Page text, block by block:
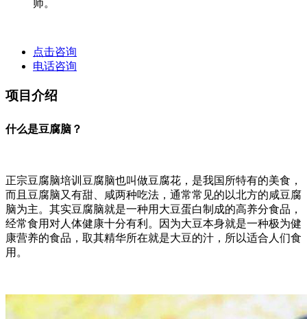
师。
点击咨询
电话咨询
项目介绍
什么是豆腐脑？
正宗豆腐脑培训豆腐脑也叫做豆腐花，是我国所特有的美食，
而且豆腐脑又有甜、咸两种吃法，通常常见的以北方的咸豆腐
脑为主。其实豆腐脑就是一种用大豆蛋白制成的高养分食品，
经常食用对人体健康十分有利。因为大豆本身就是一种极为健
康营养的食品，取其精华所在就是大豆的汁，所以适合人们食
用。